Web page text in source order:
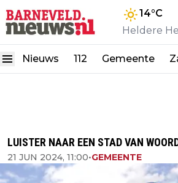
14°C
Heldere
Nieuws 112 Gemeente
LUISTER NAAR EEN STAD VAN
21 JUN 2024, 11:00•GEMEENTE